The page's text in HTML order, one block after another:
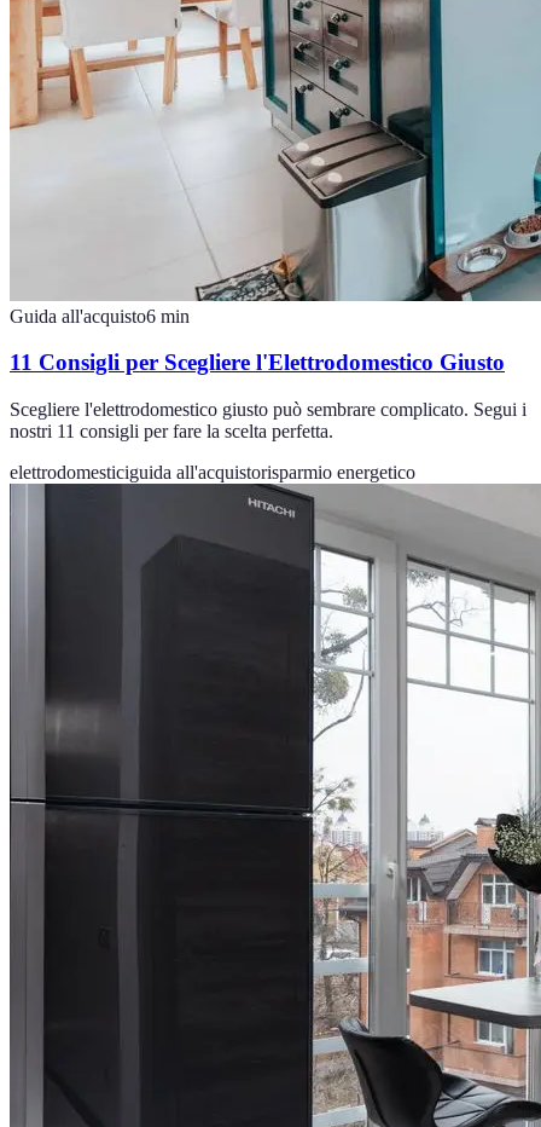
Guida all'acquisto6 min
11 Consigli per Scegliere l'Elettrodomestico Giusto
Scegliere l'elettrodomestico giusto può sembrare complicato. Segui i
nostri 11 consigli per fare la scelta perfetta.
elettrodomesticiguida all'acquistorisparmio energetico